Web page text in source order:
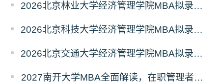
2026北京林业大学经济管理学院MBA拟录取分析解读
2026北京科技大学经济管理学院MBA拟录取分析解读
2026北京交通大学经济管理学院MBA拟录取分析解读
2027南开大学MBA全面解读，在职管理者择校优选